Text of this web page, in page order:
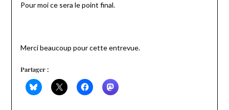
Pour moi ce sera le point final.
Merci beaucoup pour cette entrevue.
Partager :